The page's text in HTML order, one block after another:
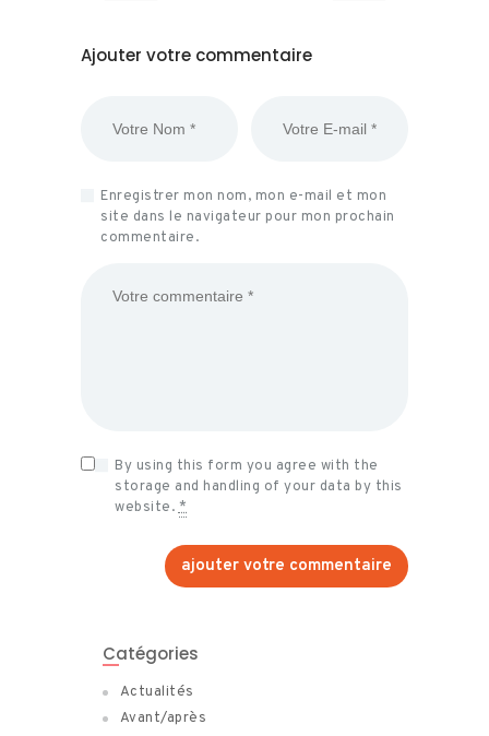
Ajouter votre commentaire
Enregistrer mon nom, mon e-mail et mon
site dans le navigateur pour mon prochain
commentaire.
By using this form you agree with the
storage and handling of your data by this
website.*
Catégories
Actualités
Avant/après